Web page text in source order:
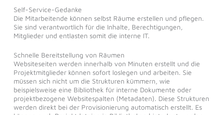
Self-Service-Gedanke
Die Mitarbeitende können selbst Räume erstellen und pflegen.
Sie sind verantwortlich für die Inhalte, Berechtigungen,
Mitglieder und entlasten somit die interne IT.
Schnelle Bereitstellung von Räumen
Websiteseiten werden innerhalb von Minuten erstellt und die
Projektmitglieder können sofort loslegen und arbeiten. Sie
müssen sich nicht um die Strukturen kümmern, wie
beispielsweise eine Bibliothek für interne Dokumente oder
projektbezogene Websitespalten (Metadaten). Diese Strukturen
werden direkt bei der Provisionierung automatisch erstellt. Es